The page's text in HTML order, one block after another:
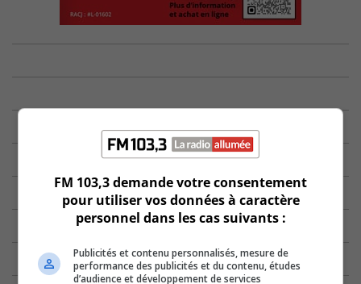
FM 103,3 demande votre consentement
pour utiliser vos données à caractère
personnel dans les cas suivants :
Publicités et contenu personnalisés, mesure de
performance des publicités et du contenu, études
d’audience et développement de services